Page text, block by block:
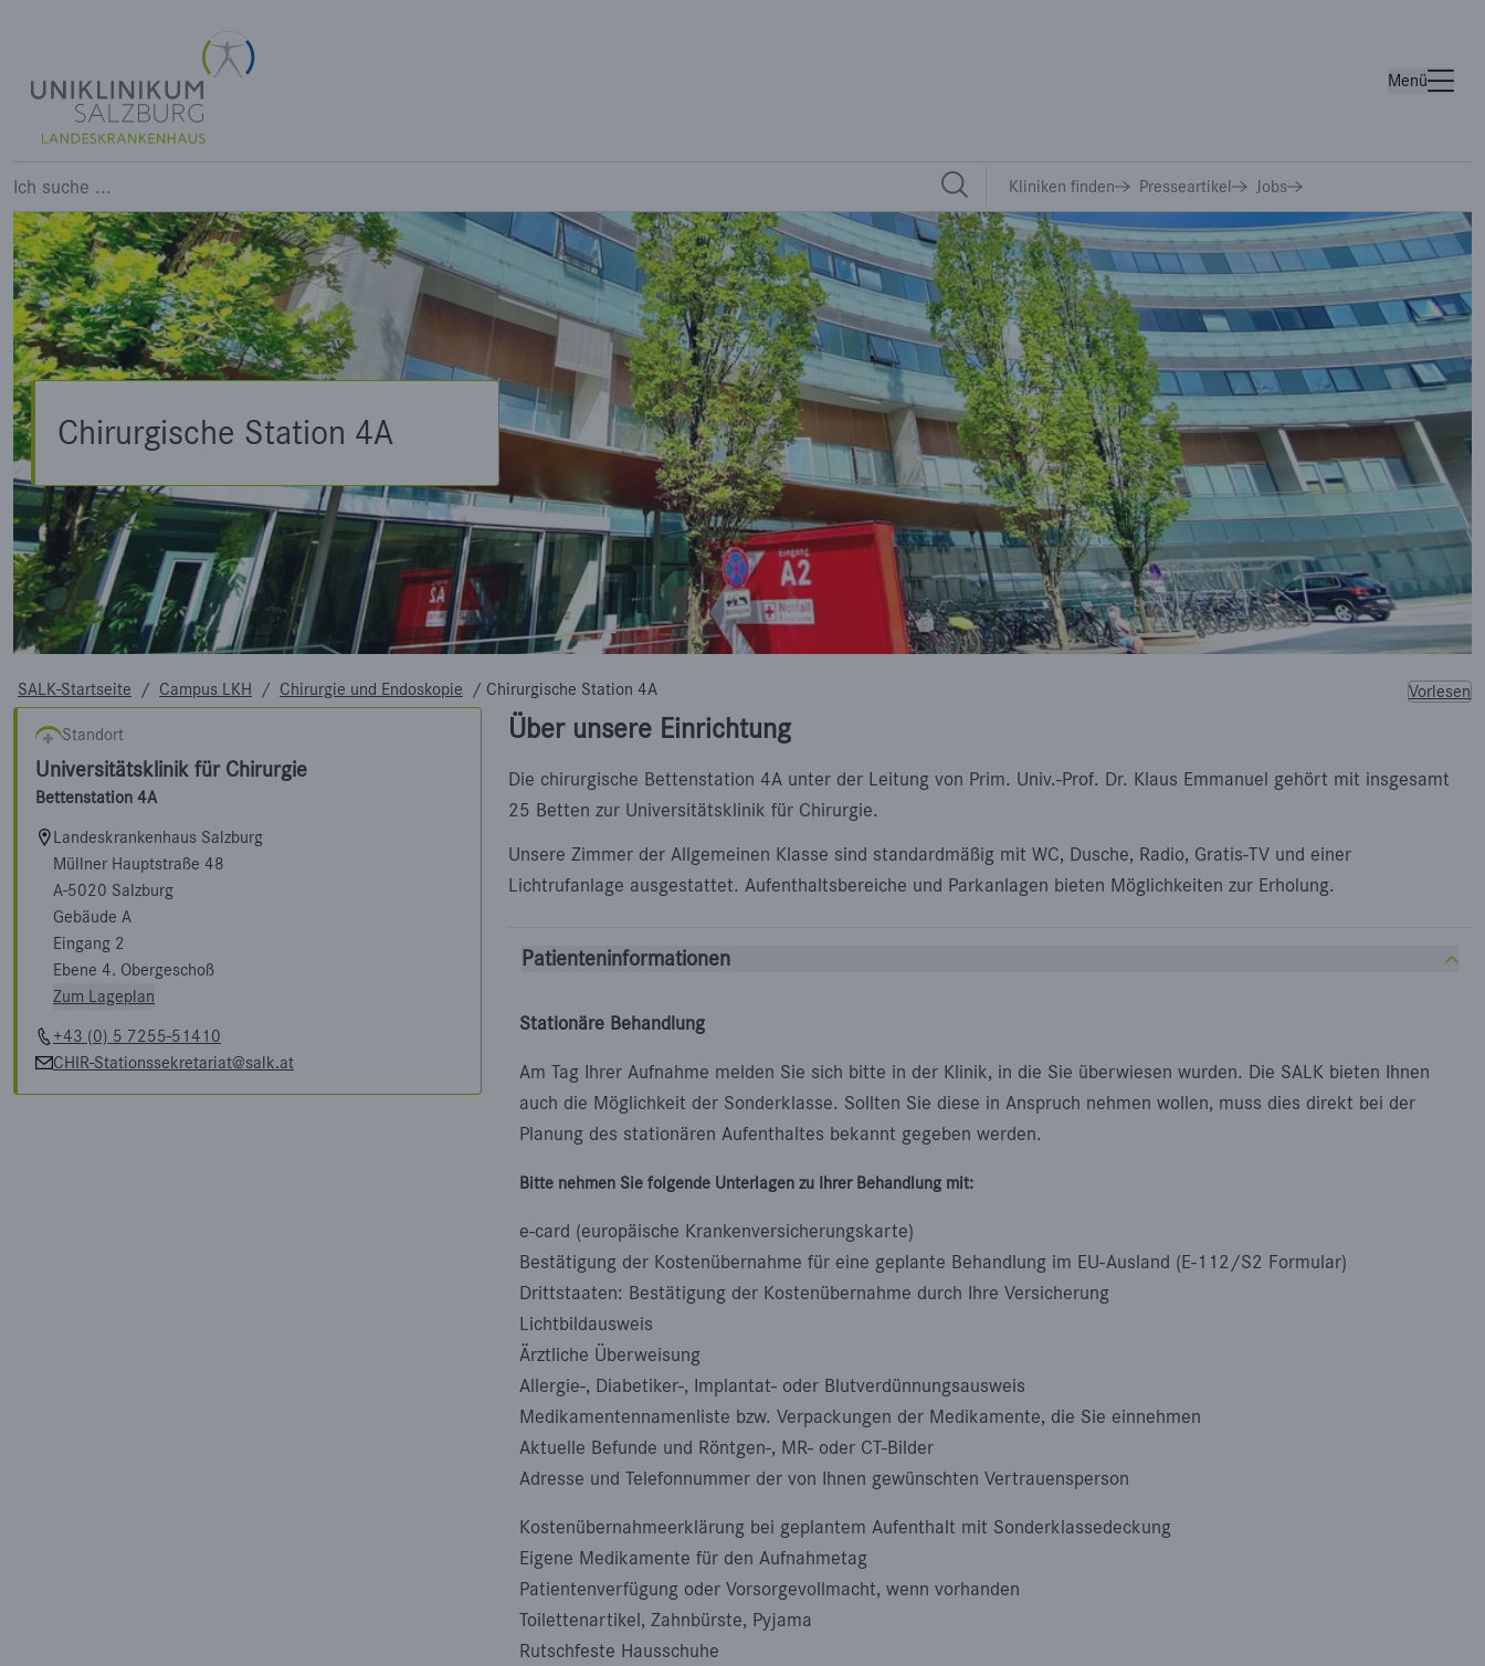
Menü
Ich suche ... Wichtige Links
Kliniken finden Presseartikel Jobs
Chirurgische Station 4A
SALK-Startseite / Campus LKH / Chirurgie und Endoskopie / Chirurgische Station 4A Vorlesen
Standort
Universitätsklinik für Chirurgie
Bettenstation 4A
Landeskrankenhaus Salzburg
Müllner Hauptstraße 48
A-5020 Salzburg
Gebäude A
Eingang 2
Ebene 4. Obergeschoß
Zum Lageplan
+43 (0) 5 7255-51410
CHIR-Stationssekretariat@salk.at
Über unsere Einrichtung
Die chirurgische Bettenstation 4A unter der Leitung von Prim. Univ.-Prof. Dr. Klaus Emmanuel gehört mit insgesamt
25 Betten zur Universitätsklinik für Chirurgie.
Unsere Zimmer der Allgemeinen Klasse sind standardmäßig mit WC, Dusche, Radio, Gratis-TV und einer
Lichtrufanlage ausgestattet. Aufenthaltsbereiche und Parkanlagen bieten Möglichkeiten zur Erholung.
Patienteninformationen
Stationäre Behandlung
Am Tag Ihrer Aufnahme melden Sie sich bitte in der Klinik, in die Sie überwiesen wurden. Die SALK bieten Ihnen
auch die Möglichkeit der Sonderklasse. Sollten Sie diese in Anspruch nehmen wollen, muss dies direkt bei der
Planung des stationären Aufenthaltes bekannt gegeben werden.
Bitte nehmen Sie folgende Unterlagen zu Ihrer Behandlung mit:
e-card (europäische Krankenversicherungskarte)
Bestätigung der Kostenübernahme für eine geplante Behandlung im EU-Ausland (E-112/S2 Formular)
Drittstaaten: Bestätigung der Kostenübernahme durch Ihre Versicherung
Lichtbildausweis
Ärztliche Überweisung
Allergie-, Diabetiker-, Implantat- oder Blutverdünnungsausweis
Medikamentennamenliste bzw. Verpackungen der Medikamente, die Sie einnehmen
Aktuelle Befunde und Röntgen-, MR- oder CT-Bilder
Adresse und Telefonnummer der von Ihnen gewünschten Vertrauensperson
Kostenübernahmeerklärung bei geplantem Aufenthalt mit Sonderklassedeckung
Eigene Medikamente für den Aufnahmetag
Patientenverfügung oder Vorsorgevollmacht, wenn vorhanden
Toilettenartikel, Zahnbürste, Pyjama
Rutschfeste Hausschuhe